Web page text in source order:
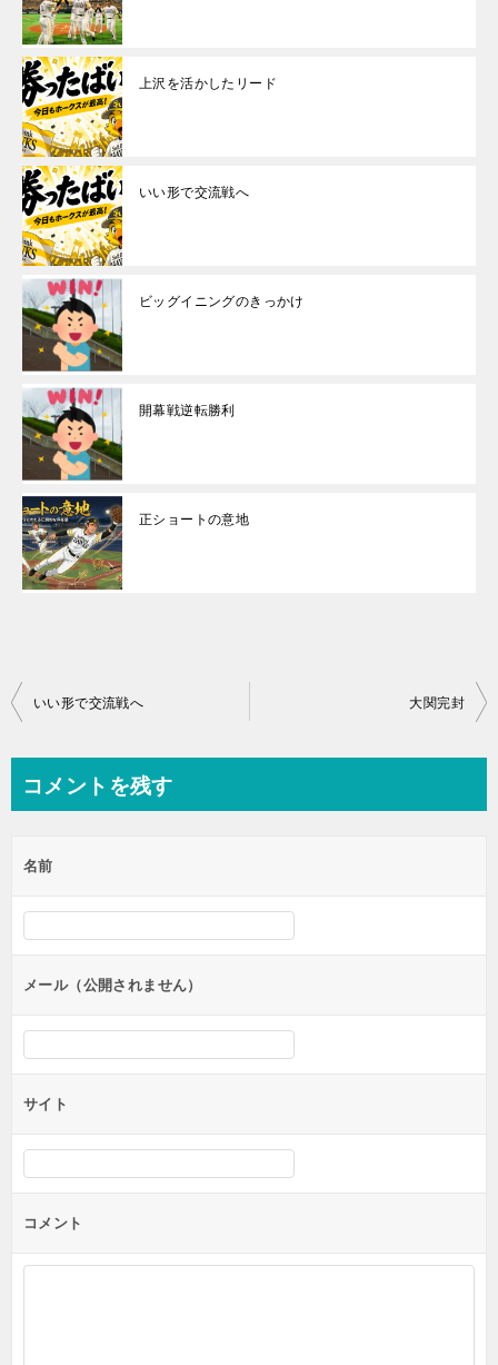
上沢を活かしたリード
いい形で交流戦へ
ビッグイニングのきっかけ
開幕戦逆転勝利
正ショートの意地
投
ビ
ー
シ
ン
いい形で交流戦へ 大関完封
コメントを残す
名前
メール（公開されません）
サイト
コメント